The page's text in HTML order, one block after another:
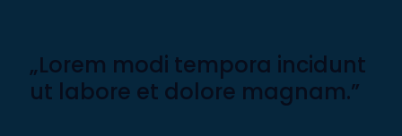
„Lorem modi tempora incidunt
ut labore et dolore magnam.”